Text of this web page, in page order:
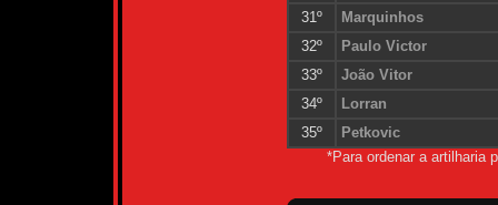
31º
Marquinhos
32º
Paulo Victor
33º
João Vitor
34º
Lorran
35º
Petkovic
*Para ordenar a artilharia